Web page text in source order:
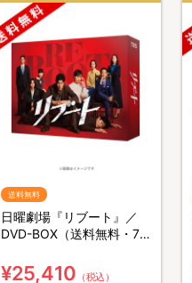
送料無料
日曜劇場『リブート』／
DVD-BOX（送料無料・7
¥25,410 （税込）